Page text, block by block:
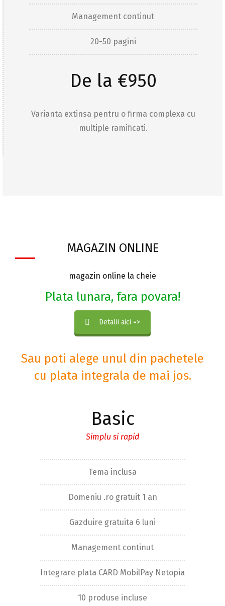
Management continut
20-50 pagini
De la €950
Varianta extinsa pentru o firma complexa cu
multiple ramificati.
MAGAZIN ONLINE
magazin online la cheie
Plata lunara, fara povara!
Detalii aici =>
Sau poti alege unul din pachetele
cu plata integrala de mai jos.
Basic
Simplu si rapid
Tema inclusa
Domeniu .ro gratuit 1 an
Gazduire gratuita 6 luni
Management continut
Integrare plata CARD MobilPay Netopia
10 produse incluse